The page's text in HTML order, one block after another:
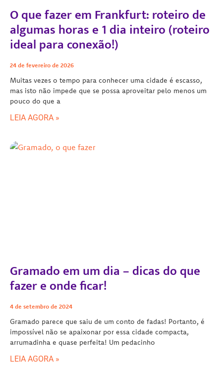
O que fazer em Frankfurt: roteiro de
algumas horas e 1 dia inteiro (roteiro
ideal para conexão!)
24 de fevereiro de 2026
Muitas vezes o tempo para conhecer uma cidade é escasso,
mas isto não impede que se possa aproveitar pelo menos um
pouco do que a
LEIA AGORA »
Gramado em um dia – dicas do que
fazer e onde ficar!
4 de setembro de 2024
Gramado parece que saiu de um conto de fadas! Portanto, é
impossível não se apaixonar por essa cidade compacta,
arrumadinha e quase perfeita! Um pedacinho
LEIA AGORA »